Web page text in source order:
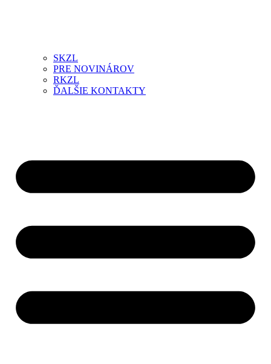
SKZL
PRE NOVINÁROV
RKZL
ĎALŠIE KONTAKTY